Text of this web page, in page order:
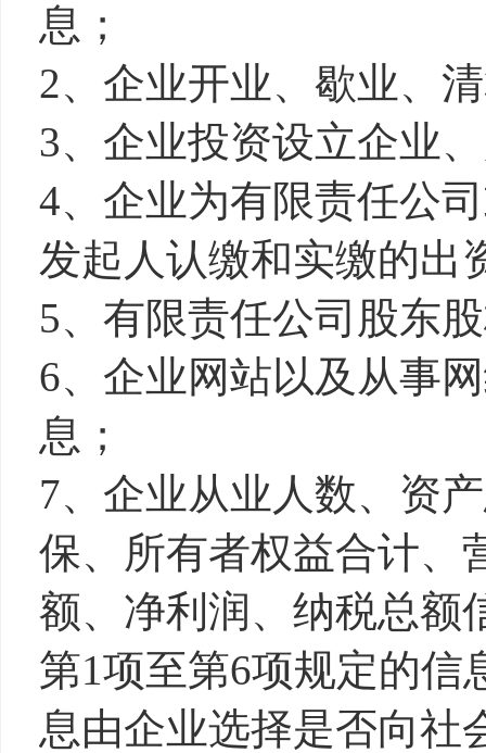
息；
2、企业开业、歇业、
3、企业投资设立企业
4、企业为有限责任公
发起人认缴和实缴的出
5、有限责任公司股东
6、企业网站以及从事
息；
7、企业从业人数、资
保、所有者权益合计、
额、净利润、纳税总额
第1项至第6项规定的信
息由企业选择是否向社